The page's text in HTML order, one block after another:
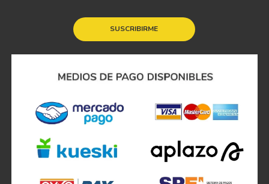
SUSCRIBIRME